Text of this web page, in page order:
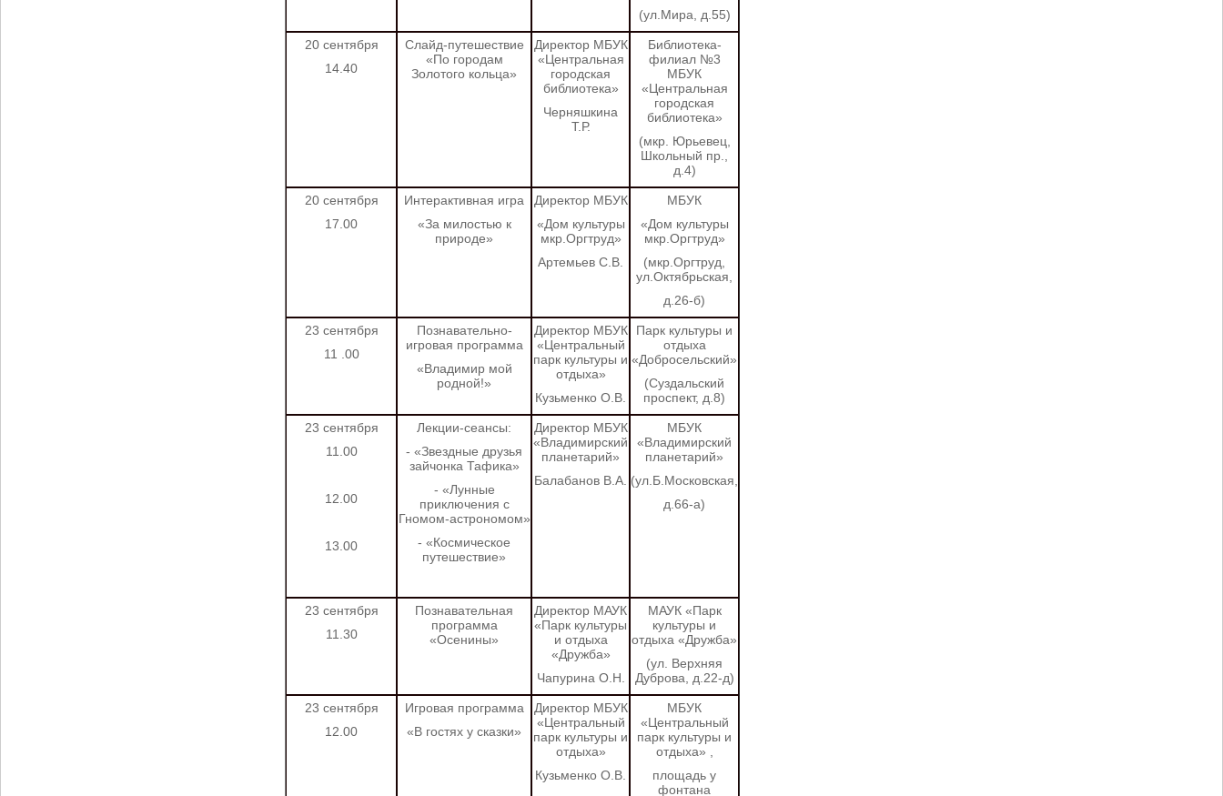
(ул.Мира, д.55)
20 сентября
14.40
Слайд-путешествие
«По городам
Золотого кольца»
Директор МБУК
«Центральная
городская
библиотека»
Черняшкина
Т.Р.
Библиотека-
филиал №3
МБУК
«Центральная
городская
библиотека»
(мкр. Юрьевец,
Школьный пр.,
д.4)
20 сентября
17.00
Интерактивная игра
«За милостью к
природе»
Директор МБУК
«Дом культуры
мкр.Оргтруд»
Артемьев С.В.
МБУК
«Дом культуры
мкр.Оргтруд»
(мкр.Оргтруд,
ул.Октябрьская,
д.26-б)
23 сентября
11
.00
Познавательно-
игровая программа
«Владимир мой
родной!»
Директор МБУК
«Центральный
парк культуры и
отдыха»
Кузьменко О.В.
Парк культуры и
отдыха
«Добросельский»
(Суздальский
проспект, д.8)
23 сентября
11.00
12.00
13.00
Лекции-сеансы:
- «Звездные друзья
зайчонка Тафика»
- «Лунные
приключения с
Гномом-астрономом»
- «Космическое
путешествие»
Директор МБУК
«Владимирский
планетарий»
Балабанов В.А.
МБУК
«Владимирский
планетарий»
(ул.Б.Московская,
д.66-а)
23 сентября
11.30
Познавательная
программа
«Осенины»
Директор МАУК
«Парк культуры
и отдыха
«Дружба»
Чапурина О.Н.
МАУК «Парк
культуры и
отдыха «Дружба»
(ул. Верхняя
Дуброва, д.22-д)
23 сентября
12.00
Игровая программа
«В гостях у сказки»
Директор МБУК
«Центральный
парк культуры и
отдыха»
Кузьменко О.В.
МБУК
«Центральный
парк культуры и
отдыха»
площадь у
фонтана